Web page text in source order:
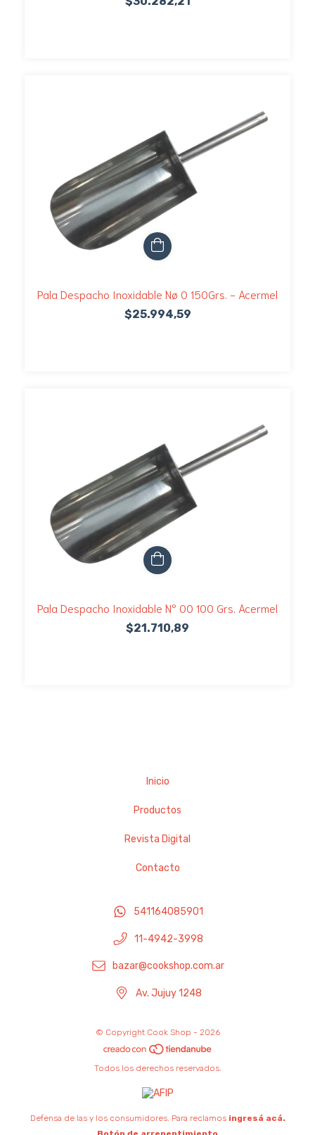
Pala Despacho Inoxidable Nø 0 150Grs. - Acermel
$25.994,59
Pala Despacho Inoxidable Nº 00 100 Grs. Acermel
$21.710,89
Inicio
Productos
Revista Digital
Contacto
541164085901
11-4942-3998
bazar@cookshop.com.ar
Av. Jujuy 1248
© Copyright Cook Shop - 2026
Todos los derechos reservados.
Defensa de las y los consumidores. Para reclamos ingresá acá.